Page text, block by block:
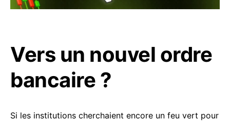
Vers un nouvel ordre
bancaire ?
Si les institutions cherchaient encore un feu vert pour